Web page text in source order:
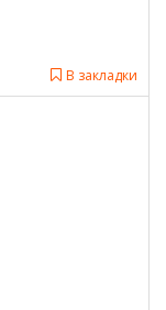
В закладки